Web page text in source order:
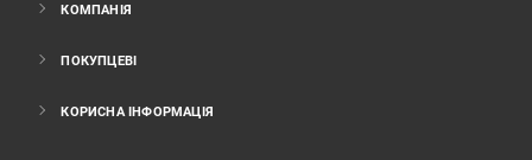
КОМПАНІЯ
ПОКУПЦЕВІ
КОРИСНА ІНФОРМАЦІЯ